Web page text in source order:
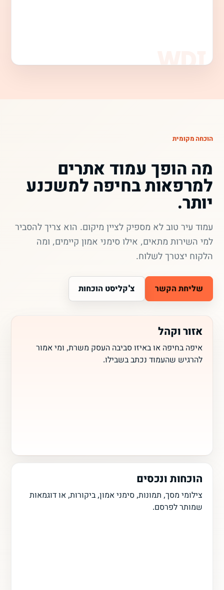
הוכחה מקומית
מה הופך עמוד אתרים
למרפאות בחיפה למשכנע
יותר.
עמוד עיר טוב לא מספיק לציין מיקום. הוא צריך להסביר
למי השירות מתאים, אילו סימני אמון קיימים, ומה
הלקוח יצטרך לשלוח.
שליחת הקשר צ'קליסט הוכחות
אזור וקהל
איפה בחיפה או באיזו סביבה העסק משרת, ומי אמור
להרגיש שהעמוד נכתב בשבילו.
הוכחות ונכסים
צילומי מסך, תמונות, סימני אמון, ביקורות, או דוגמאות
שמותר לפרסם.